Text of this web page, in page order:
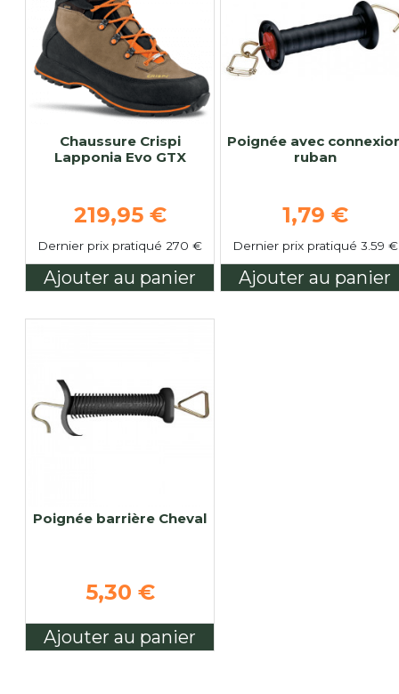
Chaussure Crispi
Lapponia Evo GTX
Prix de base
219,95 €
Dernier prix pratiqué 270 €
Ajouter au panier
Poignée avec
ruban
Prix de
1,79 €
Dernier prix pratiqué 3.59 €
Ajouter au panier
Poignée barrière Cheval
5,30 €
Ajouter au panier